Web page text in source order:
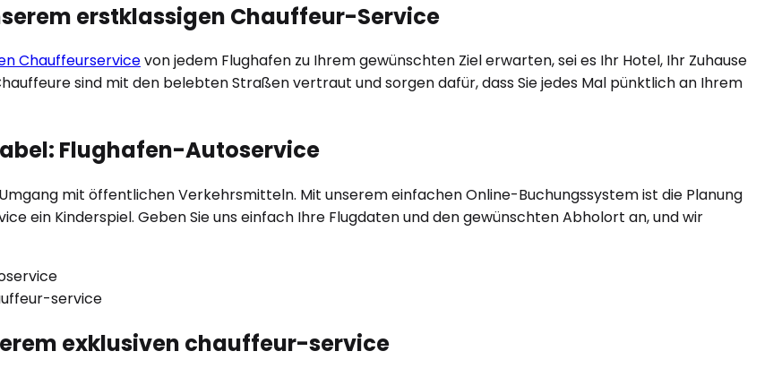
erstklassigen Chauffeur-Service
Chauffeurservicevon jedem Flughafen zu Ihrem gewünschten Ziel erwarten, sei es Ihr Hotel, Ihr Zuhause
sind mit den belebten Straßen vertraut und sorgen dafür, dass Sie jedes Mal pünktlich an Ihrem
Flughafen-Autoservice
mit öffentlichen Verkehrsmitteln. Mit unserem einfachen Online-Buchungssystem ist die Planung
ein Kinderspiel. Geben Sie uns einfach Ihre Flugdaten und den gewünschten Abholort an, und wir
exklusiven chauffeur-service